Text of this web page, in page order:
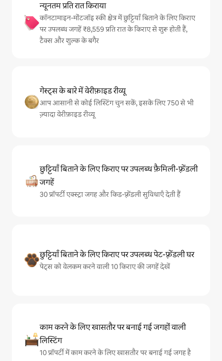
न्यूनतम प्रति रात किराया
कॉनटामाइन-मोंटजॉइ स्की क्षेत्र में छुट्टियाँ बिताने के लिए किराए
पर उपलब्ध जगहें ₹8,559 प्रति रात के किराए से शुरू होती हैं,
टैक्स और शुल्क के बगैर
गेस्ट्स के बारे में वेरीफ़ाइड रीव्यू
आप आसानी से कोई लिस्टिंग चुन सकें, इसके लिए 750 से भी
ज़्यादा वेरीफ़ाइड रीव्यू
छुट्टियाँ बिताने के लिए किराए पर उपलब्ध फ़ैमिली-फ़्रेंडली
जगहें
30 प्रॉपर्टी एक्स्ट्रा जगह और किड-फ़्रेंडली सुविधाएँ देती हैं
छुट्टियाँ बिताने के लिए किराए पर उपलब्ध पेट-फ़्रेंडली घर
पेट्स को वेलकम करने वाली 10 किराए की जगहें देखें
काम करने के लिए खासतौर पर बनाई गई जगहों वाली
लिस्टिंग
10 प्रॉपर्टी में काम करने के लिए खासतौर पर बनाई गई जगह है